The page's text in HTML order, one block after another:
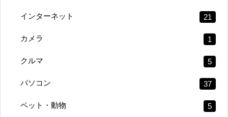
インターネット 21
カメラ 1
クルマ 5
パソコン 37
ペット・動物 5